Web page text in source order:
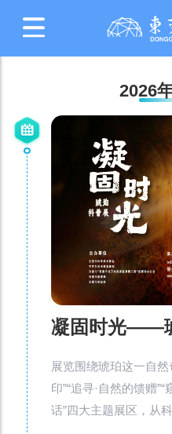
2026
凝固时光——
展览围绕琥珀这一自
印”“追寻·自然的馈赠
话”四大主题展区，从